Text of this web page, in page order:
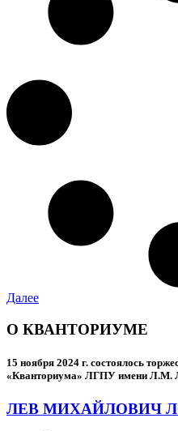
Далее
О КВАНТОРИУМЕ
15 ноября 2024 г. состоялось
«Кванториума» ЛГПУ имени Л.М.
ЛЕВ МИХАЙЛОВИЧ